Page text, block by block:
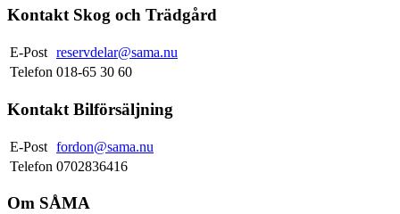
Kontakt Skog och Trädgård
E-Post reservdelar@sama.nu
Telefon 018-65 30 60
Kontakt Bilförsäljning
E-Post fordon@sama.nu
Telefon 0702836416
Om SÅMA